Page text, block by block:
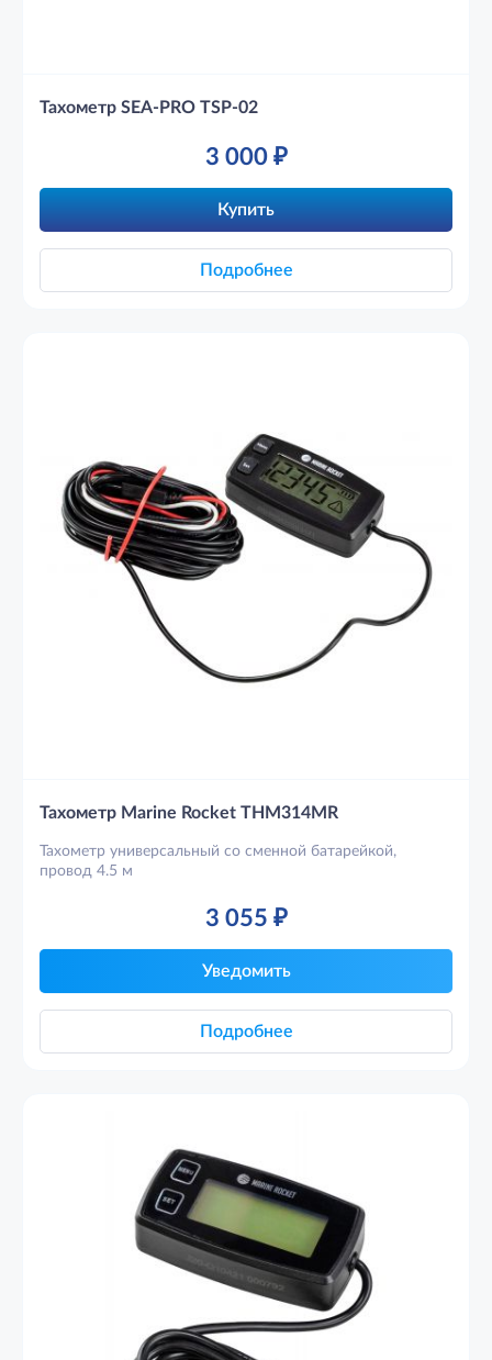
Тахометр SEA-PRO TSP-02
3 000₽
Купить
Подробнее
Тахометр Marine Rocket THM314MR
Тахометр универсальный со сменной батарейкой,
провод 4.5 м
3 055 ₽
Уведомить
Подробнее